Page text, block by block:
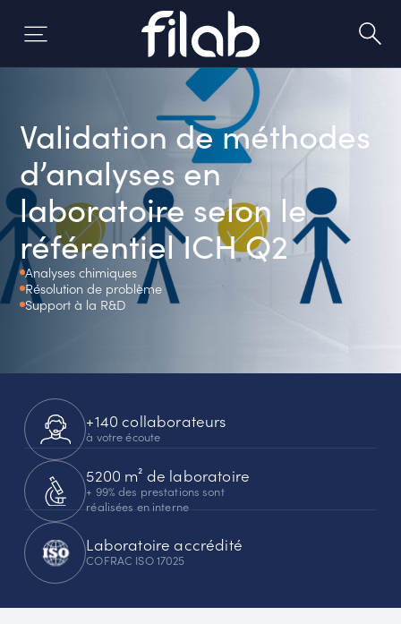
Validation de méthodes
d’analyses en
laboratoire selon le
référentiel ICH Q2
Analyses chimiques
Résolution de problème
Support à la R&D
+140 collaborateurs
à votre écoute
5200 m² de laboratoire
+ 99% des prestations sont
réalisées en interne
Laboratoire accrédité
COFRAC ISO 17025